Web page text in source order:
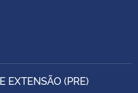
EXTENSÃO (PRE)